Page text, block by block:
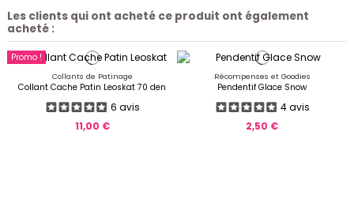
Les clients qui ont acheté ce produit ont également
acheté :
Promo !
Collants de Patinage
Collant Cache Patin Leoskat 70 den
6 avis
11,00 €
Récompenses et Goodies
Pendentif Glace Snow
4 avis
2,50 €